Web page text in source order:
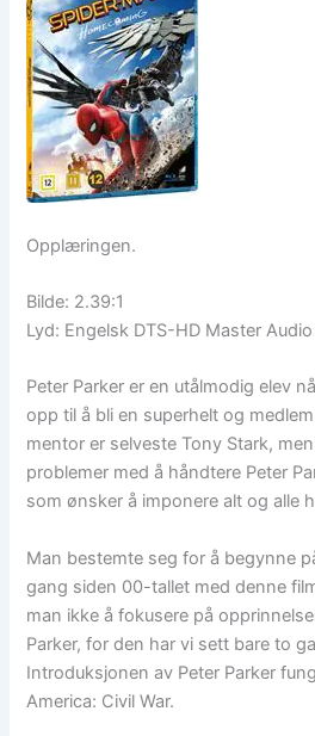
Opplæringen.
Bilde: 2.39:1
Lyd: Engelsk DTS-HD Master Audio
Peter Parker er en utålmodig elev
opp til å bli en superhelt og
mentor er selveste Tony Stark,
problemer med å håndtere Peter
som ønsker å imponere alt og alle
Man bestemte seg for å begynne
gang siden 00-tallet med denne
man ikke å fokusere på
Parker, for den har vi sett bare to
Introduksjonen av Peter Parker
America: Civil War.